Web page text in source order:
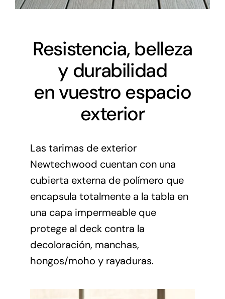
Resistencia, belleza
y durabilidad
en vuestro espacio
exterior
Las tarimas de exterior
Newtechwood cuentan con una
cubierta externa de polímero que
encapsula totalmente a la tabla en
una capa impermeable que
protege al deck contra la
decoloración, manchas,
hongos/moho y rayaduras.